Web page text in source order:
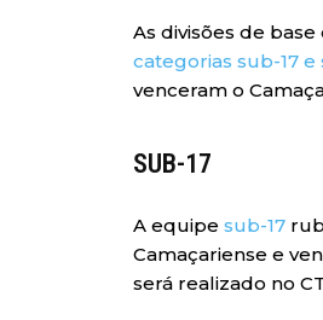
As divisões de
categorias sub-17 e
venceram o
SUB-17
A equipe sub-17
Camaçariense e
será realizado no